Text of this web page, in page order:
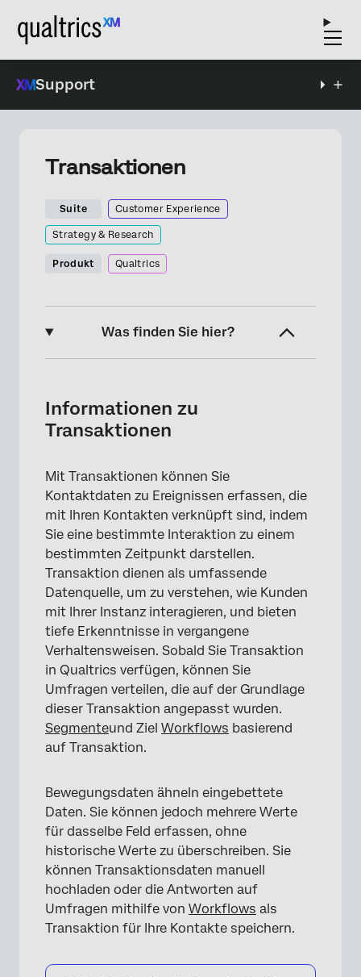
Support
Transaktionen
Suite Customer Experience
Strategy & Research
Produkt Qualtrics
Was finden Sie hier?
Vorbereiten einer Transaktion für den Import
Transaktion anlegen
Verteilung auf Transaktionen
Auf Transaktionen basierende Workflows
Verwendung der Qualtrics Transactions API
Informationen zu
Transaktionen
Mit Transaktionen können Sie
Kontaktdaten zu Ereignissen erfassen, die
mit Ihren Kontakten verknüpft sind, indem
Sie eine bestimmte Interaktion zu einem
bestimmten Zeitpunkt darstellen.
Transaktion dienen als umfassende
Datenquelle, um zu verstehen, wie Kunden
mit Ihrer Instanz interagieren, und bieten
tiefe Erkenntnisse in vergangene
Verhaltensweisen. Sobald Sie Transaktion
in Qualtrics verfügen, können Sie
Umfragen verteilen, die auf der Grundlage
dieser Transaktion angepasst wurden.
Segmenteund Ziel Workflows basierend
auf Transaktion.
Bewegungsdaten ähneln eingebettete
Daten. Sie können jedoch mehrere Werte
für dasselbe Feld erfassen, ohne
historische Werte zu überschreiben. Sie
können Transaktionsdaten manuell
hochladen oder die Antworten auf
Umfragen mithilfe von Workflows als
Transaktion für Ihre Kontakte speichern.